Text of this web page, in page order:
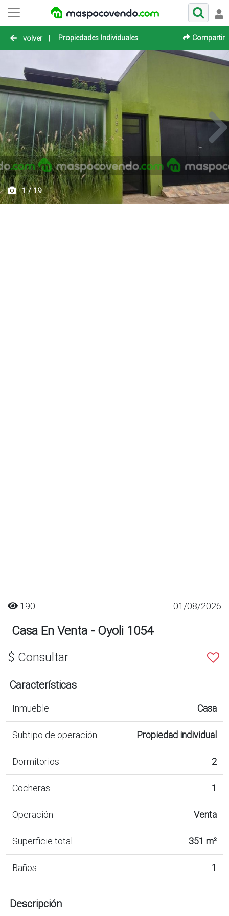
volver | Propiedades Individuales Compartir
1 / 19
190 01/08/2026
Casa En Venta - Oyoli 1054
$ Consultar
Características
Inmueble Casa
Subtipo de operación Propiedad individual
Dormitorios 2
Cocheras 1
Operación Venta
Superficie total 351 m²
Baños 1
Descripción